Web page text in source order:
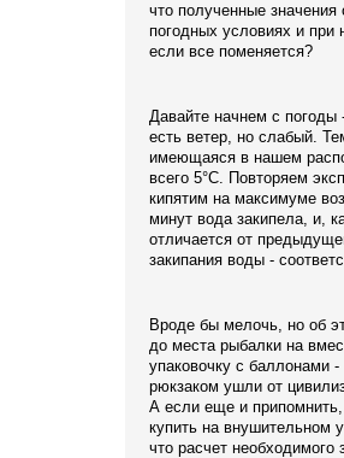
что полученные
погодных условиях и при
если все поменяется?
Давайте начнем с погоды
есть ветер, но слабый.
имеющаяся в нашем
всего 5°С. Повторяем
кипятим на максимуме
минут вода закипела, и,
отличается от
закипания воды -
Вроде бы мелочь, но об
до места рыбалки на
упаковочку с баллонами
рюкзаком ушли от
А если еще и припомнить,
купить на внушительном
что расчет необходимого